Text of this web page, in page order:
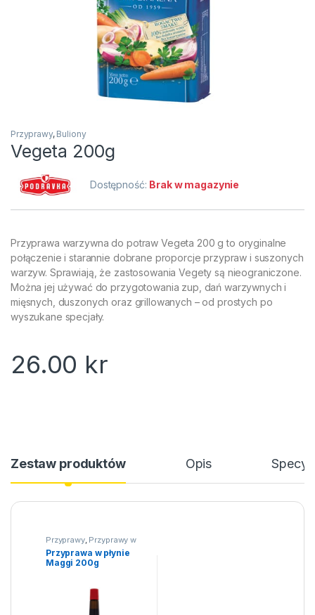
Przyprawy, Buliony
Vegeta 200g
Dostępność: Brak w magazynie
Przyprawa warzywna do potraw Vegeta 200 g to oryginalne
połączenie i starannie dobrane proporcje przypraw i suszonych
warzyw. Sprawiają, że zastosowania Vegety są nieograniczone.
Można jej używać do przygotowania zup, dań warzywnych i
mięsnych, duszonych oraz grillowanych – od prostych po
wyszukane specjały.
26.00 kr
Zestaw produktów Opis
Przyprawy, Przyprawy w
płynie
Przyprawa w płynie
Maggi 200g